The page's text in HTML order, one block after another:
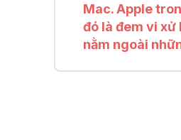
Mac. Apple
đó là đem vi xử
nằm ngoài